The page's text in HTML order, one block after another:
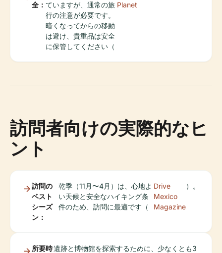
全： ていますが、通常の旅
行の注意が必要です。
暗くなってからの移動
は避け、貴重品は安全
に保管してください（
Planet
訪問者向けの実際的なヒ
ント
訪問の
ベスト
シーズ
ン：
乾季（11月〜4月）は、心地よ
い天候と安全なハイキング条
件のため、訪問に最適です（
Drive
Mexico
Magazine
）。
所要時遺跡と博物館を探索するために、少なくとも3